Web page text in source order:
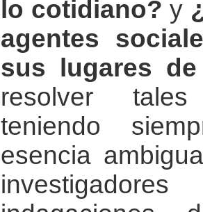
lo cotidiano? y
agentes
sus lugares
resolver
teniendo
esencia